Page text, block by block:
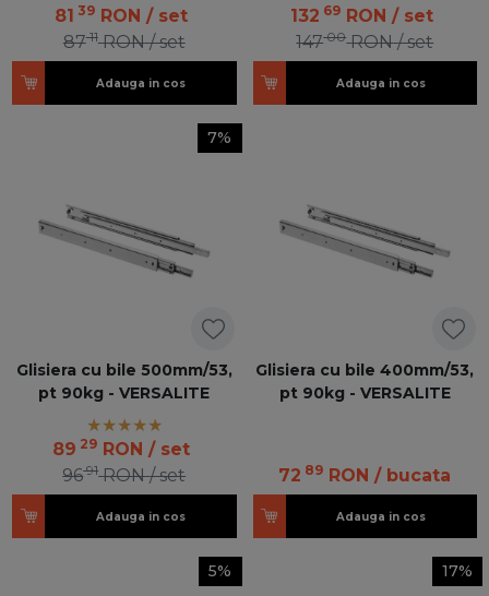
81 39 RON / set
8711 RON / set
Adauga in cos
132 69 RON / set
14700 RON / set
Adauga in cos
7%
Glisiera cu bile 500mm/53,
pt 90kg - VERSALITE
89 29 RON / set
9691 RON / set
Adauga in cos
Glisiera cu bile 400mm/53,
pt 90kg - VERSALITE
72 89 RON / bucata
Adauga in cos
5% 17%